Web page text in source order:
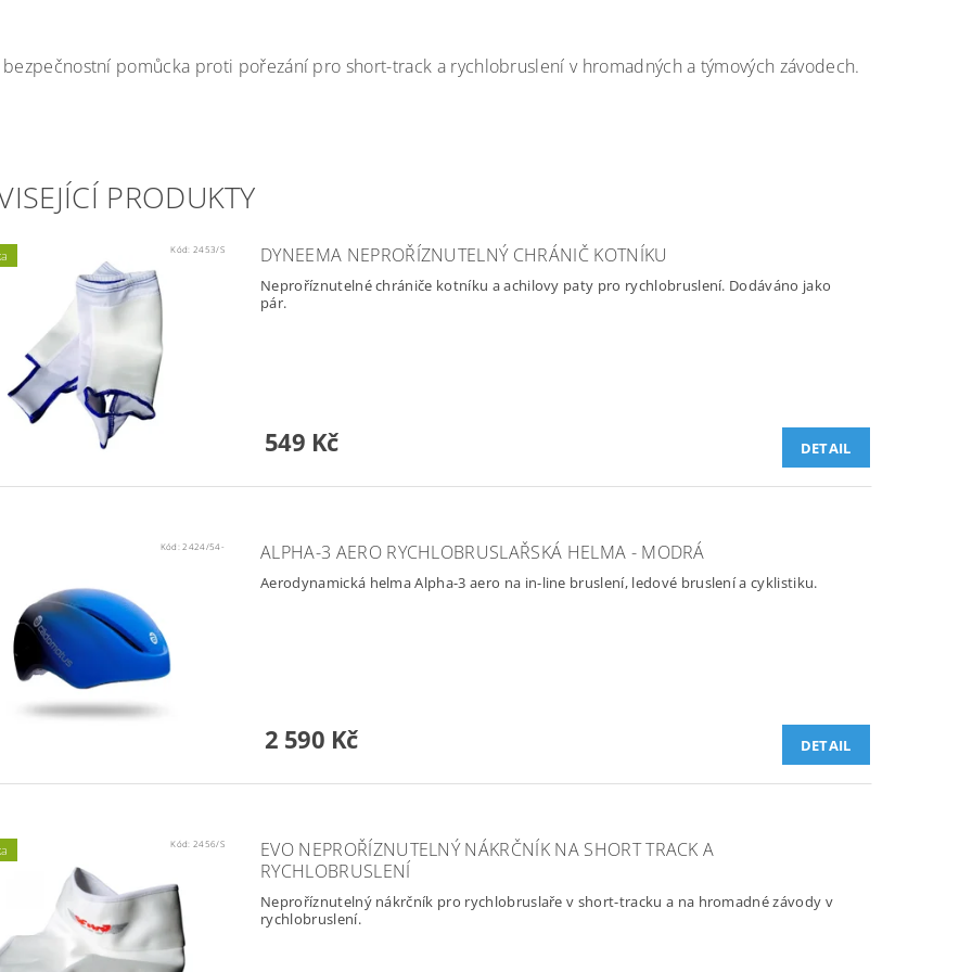
bezpečnostní pomůcka proti pořezání pro short-track a rychlobruslení v hromadných a týmových závodech.
PRODUKTY
Kód: 2453/S DYNEEMA NEPROŘÍZNUTELNÝ CHRÁNIČ KOTNÍKU
Neproříznutelné chrániče kotníku a achilovy paty pro rychlobruslení. Dodáváno jako
pár.
549 Kč DETAIL
Kód:2424/54- ALPHA-3 AERO RYCHLOBRUSLAŘSKÁ HELMA - MODRÁ
Aerodynamická helma Alpha-3 aero na in-line bruslení, ledové bruslení a cyklistiku.
2 590 Kč DETAIL
Kód: 2456/S
EVO NEPROŘÍZNUTELNÝ NÁKRČNÍK NA SHORT TRACK A
RYCHLOBRUSLENÍ
Neproříznutelný nákrčník pro rychlobruslaře v short-tracku a na hromadné závody v
rychlobruslení.